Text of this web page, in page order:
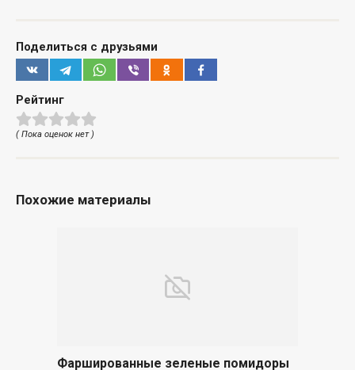
Поделиться с друзьями
Рейтинг
( Пока оценок нет )
Похожие материалы
Фаршированные зеленые помидоры